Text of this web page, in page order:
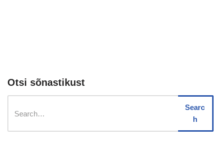
Otsi sõnastikust
Searc
h